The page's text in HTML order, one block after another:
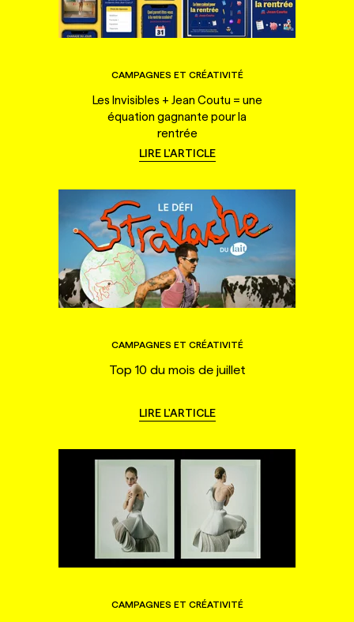
CAMPAGNES ET CRÉATIVITÉ
Les Invisibles + Jean Coutu = une
équation gagnante pour la
rentrée
LIRE L'ARTICLE
CAMPAGNES ET CRÉATIVITÉ
Top 10 du mois de juillet
LIRE L'ARTICLE
CAMPAGNES ET CRÉATIVITÉ